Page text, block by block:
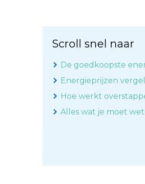
Scroll snel naar
De goedkoopste
Energieprijzen
Hoe werkt
Alles wat je moet